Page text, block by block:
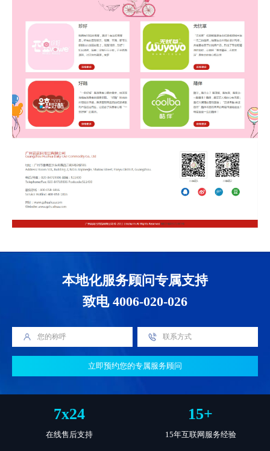
本地化服务顾问专属支持
致电 4006-020-026
立即预约您的专属服务顾问
7x24
在线售后支持
15+
15年互联网服务经验